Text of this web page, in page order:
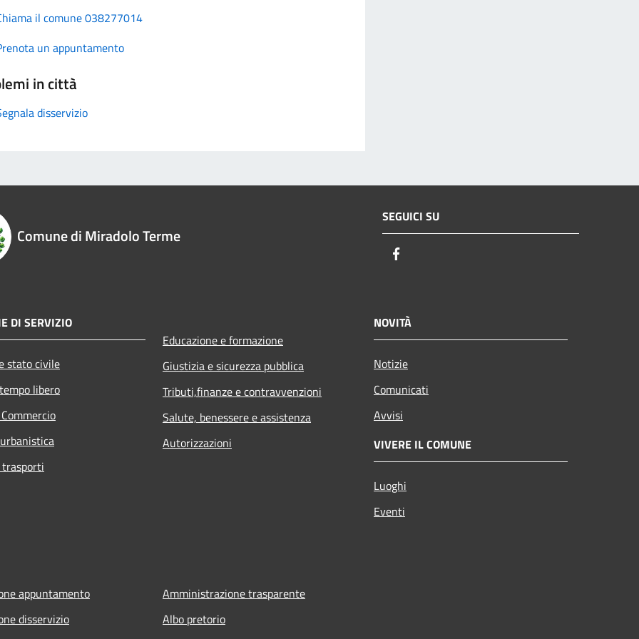
il comune 038277014
un appuntamento
in città
disservizio
Comune di Miradolo Terme
SEGUICI SU
DI SERVIZIO
stato civile
libero
Educazione e formazione
Giustizia e sicurezza pubblica
Tributi,finanze e contravvenzioni
Salute, benessere e assistenza
Autorizzazioni
NOVITÀ
Notizie
Comunicati
Avvisi
VIVERE IL COMUNE
Luoghi
Eventi
appuntamento
disservizio
Amministrazione trasparente
Albo pretorio